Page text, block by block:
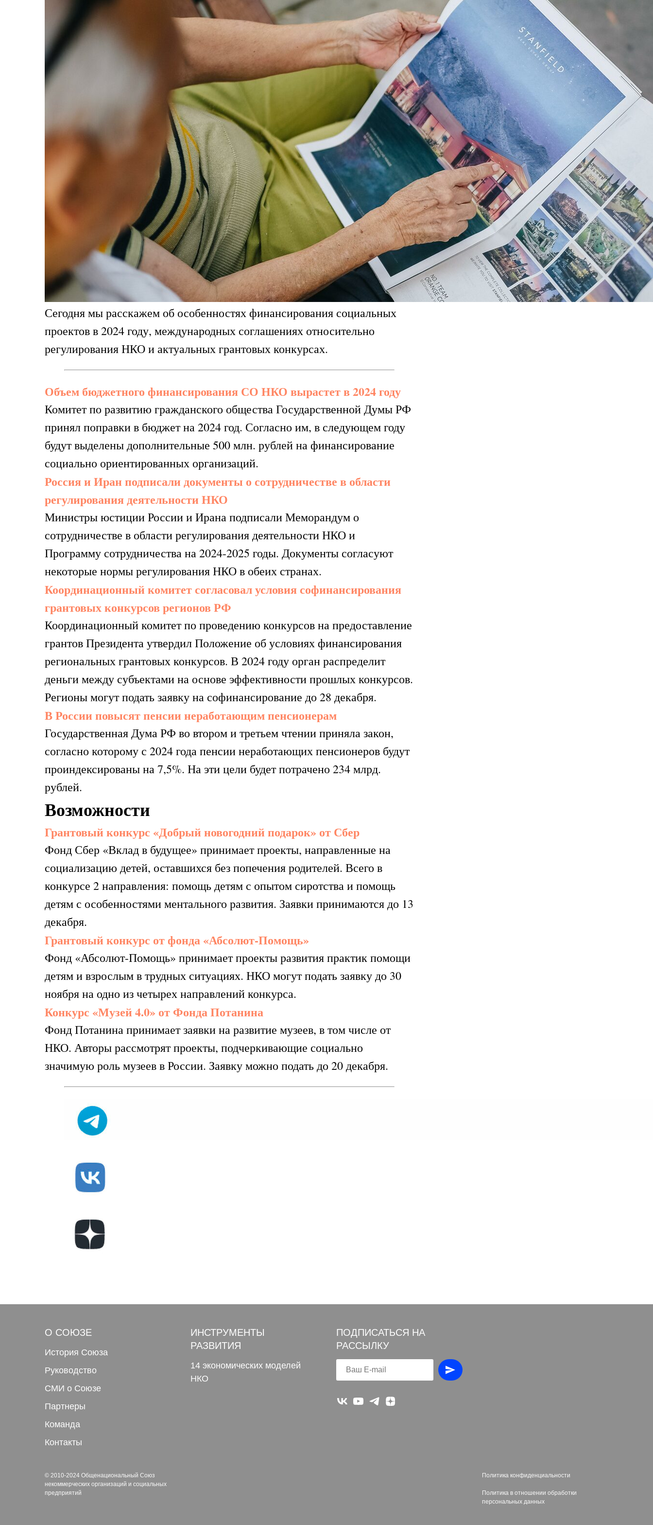
Сегодня мы расскажем об особенностях финансирования социальных
проектов в 2024 году, международных соглашениях относительно
регулирования НКО и актуальных грантовых конкурсах.
Объем бюджетного финансирования СО НКО вырастет в 2024 году
Комитет по развитию гражданского общества Государственной Думы РФ
принял поправки в бюджет на 2024 год. Согласно им, в следующем году
будут выделены дополнительные 500 млн. рублей на финансирование
социально ориентированных организаций.
Россия и Иран подписали документы о сотрудничестве в области
регулирования деятельности НКО
Министры юстиции России и Ирана подписали Меморандум о
сотрудничестве в области регулирования деятельности НКО и
Программу сотрудничества на 2024-2025 годы. Документы согласуют
некоторые нормы регулирования НКО в обеих странах.
Координационный комитет согласовал условия софинансирования
грантовых конкурсов регионов РФ
Координационный комитет по проведению конкурсов на предоставление
грантов Президента утвердил Положение об условиях финансирования
региональных грантовых конкурсов. В 2024 году орган распределит
деньги между субъектами на основе эффективности прошлых конкурсов.
Регионы могут подать заявку на софинансирование до 28 декабря.
В России повысят пенсии неработающим пенсионерам
Государственная Дума РФ во втором и третьем чтении приняла закон,
согласно которому с 2024 года пенсии неработающих пенсионеров будут
проиндексированы на 7,5%. На эти цели будет потрачено 234 млрд.
рублей.
Возможности
Грантовый конкурс «Добрый новогодний подарок» от Сбер
Фонд Сбер «Вклад в будущее» принимает проекты, направленные на
социализацию детей, оставшихся без попечения родителей. Всего в
конкурсе 2 направления: помощь детям с опытом сиротства и помощь
детям с особенностями ментального развития. Заявки принимаются до 13
декабря.
Грантовый конкурс от фонда «Абсолют-Помощь»
Фонд «Абсолют-Помощь» принимает проекты развития практик помощи
детям и взрослым в трудных ситуациях. НКО могут подать заявку до 30
ноября на одно из четырех направлений конкурса.
Конкурс «Музей 4.0» от Фонда Потанина
Фонд Потанина принимает заявки на развитие музеев, в том числе от
НКО. Авторы рассмотрят проекты, подчеркивающие социально
значимую роль музеев в России. Заявку можно подать до 20 декабря.
О СОЮЗЕ
История Союза
Руководство
СМИ о Союзе
Партнеры
Команда
Контакты
ИНСТРУМЕНТЫ
РАЗВИТИЯ
14 экономических моделей
НКО
ПОДПИСАТЬСЯ НА
РАССЫЛКУ
© 2010-2024 Общенациональный Союз
некоммерческих организаций и социальных
предприятий
Политика конфиденциальности
Политика в отношении обработки
персональных данных